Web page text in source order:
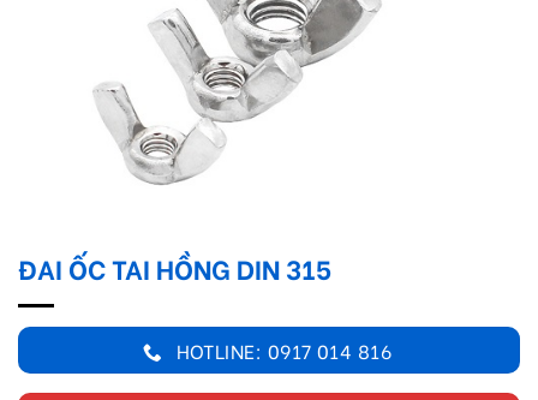
ĐAI ỐC TAI HỒNG DIN 315
HOTLINE: 0917 014 816